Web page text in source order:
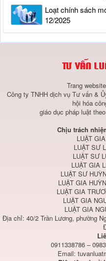
Loạt chính sách
12/2025
Trang
Công ty TNHH dịch vụ Tư vấn &
hội hóa
giáo dục pháp luật
Chịu trách
LUẬT
LUẬT SƯ
LUẬT SƯ
LUẬT GIA
LUẬT SƯ
LUẬT GIA
LUẬT GIA
LUẬT GIA
LUẬT GIA
Địa chỉ: 40/2 Trần Lương, phường
0911338786 –
Email: